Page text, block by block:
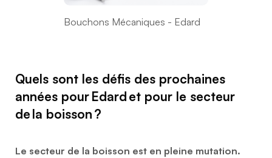
Bouchons Mécaniques - Edard
Quels sont les défis des prochaines
années pour Edard et pour le secteur
de la boisson ?
Le secteur de la boisson est en pleine mutation.